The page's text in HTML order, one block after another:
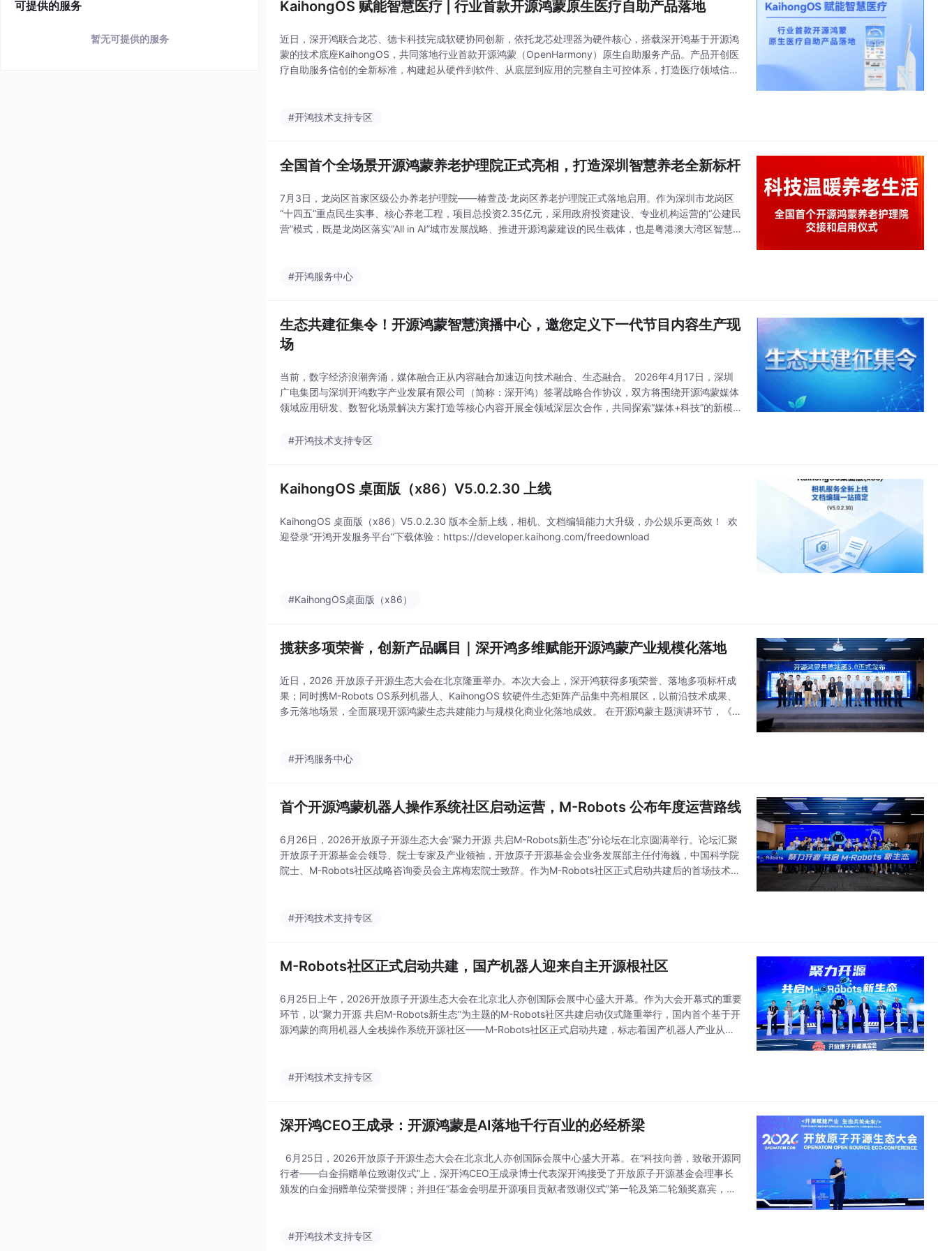
可提供的服务
暂无可提供的服务
KaihongOS 赋能智慧医疗 | 行业首款开源鸿蒙原生医疗自助产品落地
近日，深开鸿联合龙芯、德卡科技完成软硬协同创新，依托龙芯处理器为硬件核心，搭载深开鸿基于开源鸿
蒙的技术底座KaihongOS，共同落地行业首款开源鸿蒙（OpenHarmony）原生自助服务产品。产品开创医
疗自助服务信创的全新标准，构建起从硬件到软件、从底层到应用的完整自主可控体系，打造医疗领域信创
#开鸿技术支持专区
全国首个全场景开源鸿蒙养老护理院正式亮相，打造深圳智慧养老全新标杆
7月3日，龙岗区首家区级公办养老护理院——椿萱茂·龙岗区养老护理院正式落地启用。作为深圳市龙岗区
“十四五”重点民生实事、核心养老工程，项目总投资2.35亿元，采用政府投资建设、专业机构运营的“公建民
营”模式，既是龙岗区落实“All in AI”城市发展战略、推进开源鸿蒙建设的民生载体，也是粤港澳大湾区智慧
#开鸿服务中心
生态共建征集令！开源鸿蒙智慧演播中心，邀您定义下一代节目内容生产现
场
当前，数字经济浪潮奔涌，媒体融合正从内容融合加速迈向技术融合、生态融合。 2026年4月17日，深圳
广电集团与深圳开鸿数字产业发展有限公司（简称：深开鸿）签署战略合作协议，双方将围绕开源鸿蒙媒体
领域应用研发、数智化场景解决方案打造等核心内容开展全领域深层次合作，共同探索“媒体+科技”的新模
项目：深圳广
#开鸿技术支持专区
KaihongOS 桌面版（x86）V5.0.2.30 上线
KaihongOS 桌面版（x86）V5.0.2.30 版本全新上线，相机、文档编辑能力大升级，办公娱乐更高效！ 欢
迎登录“开鸿开发服务平台”下载体验：https://developer.kaihong.com/freedownload
#KaihongOS桌面版（x86）
揽获多项荣誉，创新产品瞩目｜深开鸿多维赋能开源鸿蒙产业规模化落地
近日，2026 开放原子开源生态大会在北京隆重举办。本次大会上，深开鸿获得多项荣誉、落地多项标杆成
果；同时携M-Robots OS系列机器人、KaihongOS 软硬件生态矩阵产品集中亮相展区，以前沿技术成果、
多元落地场景，全面展现开源鸿蒙生态共建能力与规模化商业化落地成效。 在开源鸿蒙主题演讲环节，《开
#开鸿服务中心
首个开源鸿蒙机器人操作系统社区启动运营，M-Robots 公布年度运营路线
6月26日，2026开放原子开源生态大会“聚力开源 共启M-Robots新生态”分论坛在北京圆满举行。论坛汇聚
开放原子开源基金会领导、院士专家及产业领袖，开放原子开源基金会业务发展部主任付海巍，中国科学院
院士、M-Robots社区战略咨询委员会主席梅宏院士致辞。作为M-Robots社区正式启动共建后的首场技术生
#开鸿技术支持专区
M-Robots社区正式启动共建，国产机器人迎来自主开源根社区
6月25日上午，2026开放原子开源生态大会在北京北人亦创国际会展中心盛大开幕。作为大会开幕式的重要
环节，以“聚力开源 共启M-Robots新生态”为主题的M-Robots社区共建启动仪式隆重举行，国内首个基于开
源鸿蒙的商用机器人全栈操作系统开源社区——M-Robots社区正式启动共建，标志着国产机器人产业从此
#开鸿技术支持专区
深开鸿CEO王成录：开源鸿蒙是AI落地千行百业的必经桥梁
6月25日，2026开放原子开源生态大会在北京北人亦创国际会展中心盛大开幕。在“科技向善，致敬开源同
行者——白金捐赠单位致谢仪式”上，深开鸿CEO王成录博士代表深开鸿接受了开放原子开源基金会理事长
颁发的白金捐赠单位荣誉授牌；并担任“基金会明星开源项目贡献者致谢仪式”第一轮及第二轮颁奖嘉宾，为
#开鸿技术支持专区